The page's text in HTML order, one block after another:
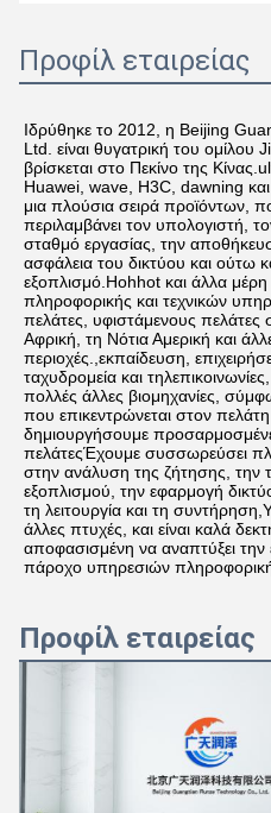
Προφίλ εταιρείας
Ιδρύθηκε το 2012, η Beijing
Ltd. είναι θυγατρική του ομίλου
βρίσκεται στο Πεκίνο της
Huawei, wave, H3C, dawning
μια πλούσια σειρά προϊόντων,
περιλαμβάνει τον υπολογιστή,
σταθμό εργασίας, την
ασφάλεια του δικτύου και ούτω
εξοπλισμό.Hohhot και άλλα
πληροφορικής και τεχνικών
πελάτες, υφιστάμενους
Αφρική, τη Νότια Αμερική και
περιοχές.,εκπαίδευση,
ταχυδρομεία και
πολλές άλλες βιομηχανίες,
που επικεντρώνεται στον
δημιουργήσουμε
πελάτεςΈχουμε συσσωρεύσει
στην ανάλυση της ζήτησης, την
εξοπλισμού, την εφαρμογή
τη λειτουργία και τη
άλλες πτυχές, και είναι καλά
αποφασισμένη να αναπτύξει την
πάροχο υπηρεσιών
Προφίλ εταιρείας